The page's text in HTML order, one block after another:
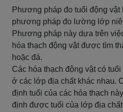
Phương pháp đo tuổi động vật
phương pháp đo lường lớp
Phương pháp này dựa trên
hóa thạch động vật được tìm
hoặc đá.
Các hóa thạch động vật có
ở các lớp địa chất khác nhau.
định tuổi của các hóa thạch
định được tuổi của lớp địa